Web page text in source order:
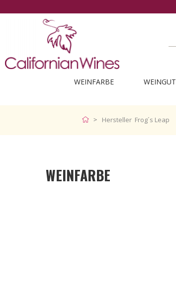
WEINFARBE WEINGUT
Hersteller Frog´s Leap
WEINFARBE